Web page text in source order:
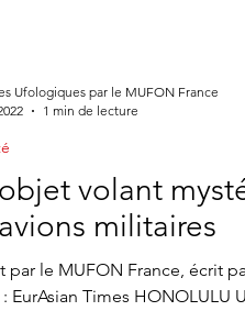
volant
militaires
par le MUFON France, écrit
Times HONOLULU Un mystérieux objet
Ufologiques par le MUFON France
1 min de lecture